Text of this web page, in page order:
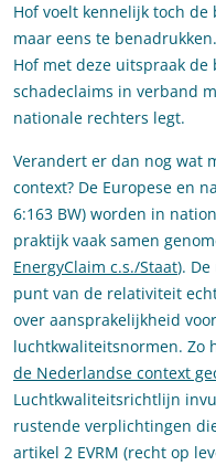
Hof voelt kennelijk toch
maar eens te
Hof met deze uitspraak
schadeclaims in verband
nationale rechters legt.
Verandert er dan nog wat
context? De Europese en
6:163 BW) worden in
praktijk vaak samen
EnergyClaim c.s./Staat).
punt van de relativiteit
over aansprakelijkheid
luchtkwaliteitsnormen. Zo
de Nederlandse context
Luchtkwaliteitsrichtlijn
rustende verplichtingen
artikel 2 EVRM (recht op